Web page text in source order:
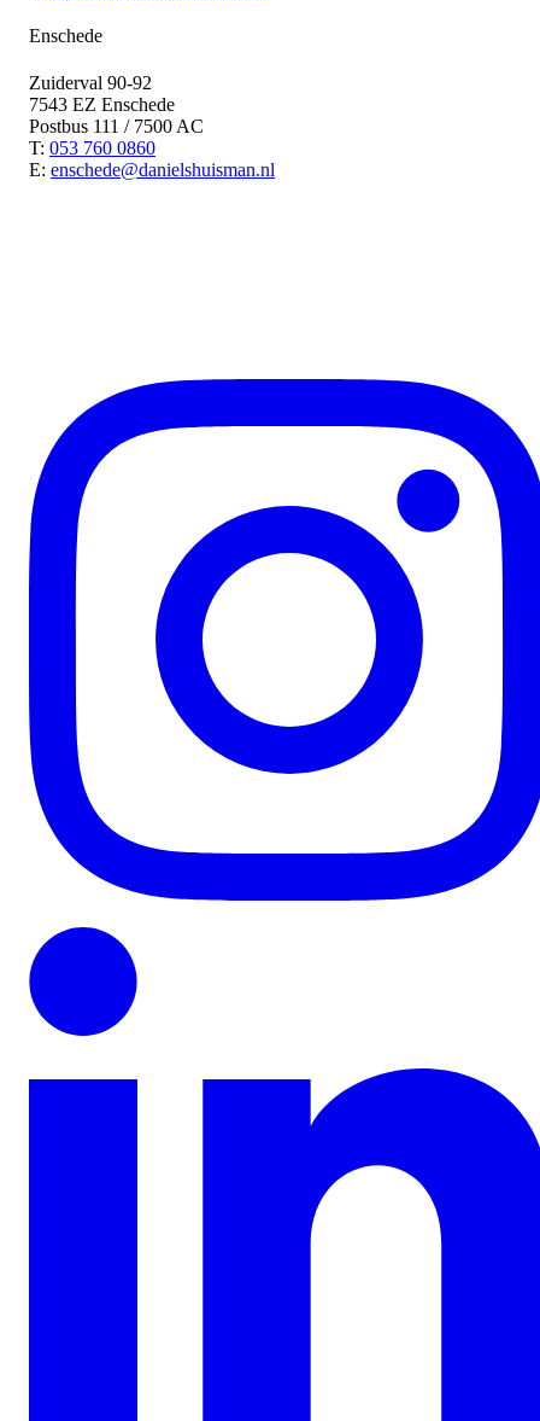
Enschede
Zuiderval 90-92
7543 EZ Enschede
Postbus 111 / 7500 AC
T: 053 760 0860
E: enschede@danielshuisman.nl